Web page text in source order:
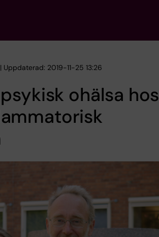
2019-11-25 13:26
ohälsa hos